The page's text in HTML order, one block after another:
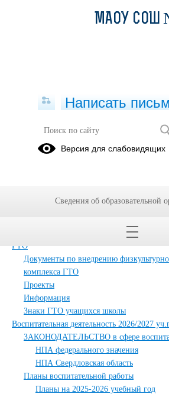
Карта сайта
Обращения граждан
ГТО
Документы по внедрению
комплекса ГТО
Проекты
Информация
Знаки ГТО учащихся школы
Воспитательная деятельность 2026/2027
ЗАКОНОДАТЕЛЬСТВО в сфере
НПА федерального значения
НПА Свердловская область
Планы воспитательной работы
Планы на 2025-2026 учебный год
МАОУ СОШ
Написать
Версия для слабовидящих
Сведения об образовательной